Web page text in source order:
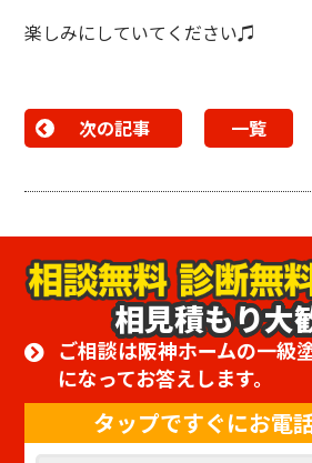
楽しみにしていてください♫
次の記事 一覧
相見積もり大
ご相談は阪神ホームの一級
になってお答えします。
タップですぐにお電